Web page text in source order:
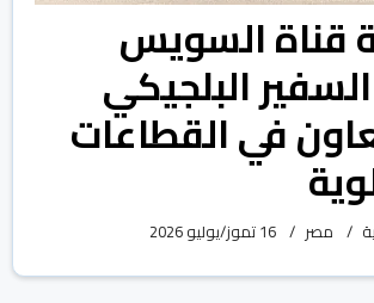
قناة السويس
البلجيكي
في القطاعات
مصر 16 تموز/يوليو 2026